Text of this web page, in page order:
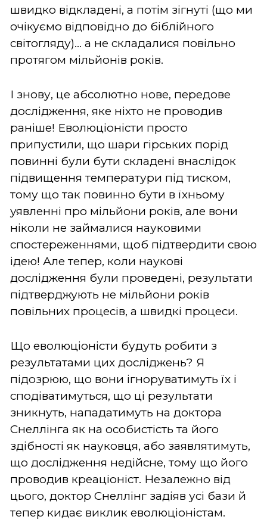
швидко відкладені, а потім зігнуті (що ми
очікуємо відповідно до біблійного
світогляду)... а не складалися повільно
протягом мільйонів років.
І знову, це абсолютно нове, передове
дослідження, яке ніхто не проводив
раніше! Еволюціоністи просто
припустили, що шари гірських порід
повинні були бути складені внаслідок
підвищення температури під тиском,
тому що так повинно бути в їхньому
уявленні про мільйони років, але вони
ніколи не займалися науковими
спостереженнями, щоб підтвердити свою
ідею! Але тепер, коли наукові
дослідження були проведені, результати
підтверджують не мільйони років
повільних процесів, а швидкі процеси.
Що еволюціоністи будуть робити з
результатами цих досліджень? Я
підозрюю, що вони ігноруватимуть їх і
сподіватимуться, що ці результати
зникнуть, нападатимуть на доктора
Снеллінга як на особистість та його
здібності як науковця, або заявлятимуть,
що дослідження недійсне, тому що його
проводив креаціоніст. Незалежно від
цього, доктор Снеллінг задіяв усі бази й
тепер кидає виклик еволюціоністам.